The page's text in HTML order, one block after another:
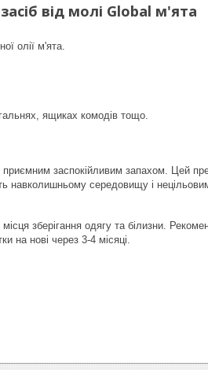
від молі Global м'ята
олії м'ята.
ящиках комодів тощо.
приємним заспокійливим запахом. Цей
навколишньому середовищу і
зберігання одягу та білизни.
на нові через 3-4 місяці.